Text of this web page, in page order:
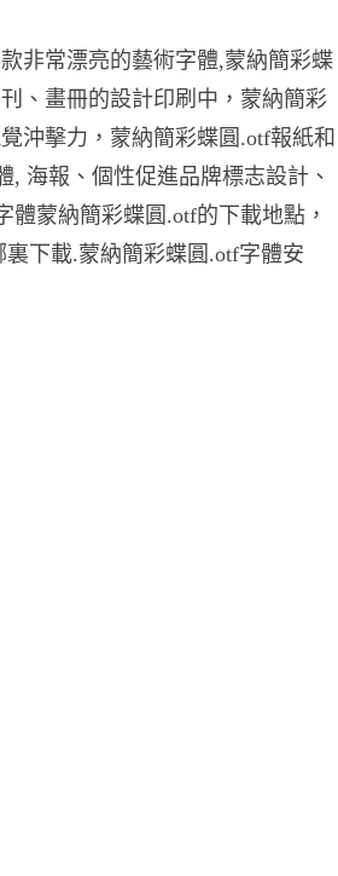
非常漂亮的藝術字體,蒙納簡彩蝶
、畫冊的設計印刷中，蒙納簡彩
沖擊力，蒙納簡彩蝶圓.otf報紙和
, 海報、個性促進品牌標志設計、
體蒙納簡彩蝶圓.otf的下載地點，
下載.蒙納簡彩蝶圓.otf字體安